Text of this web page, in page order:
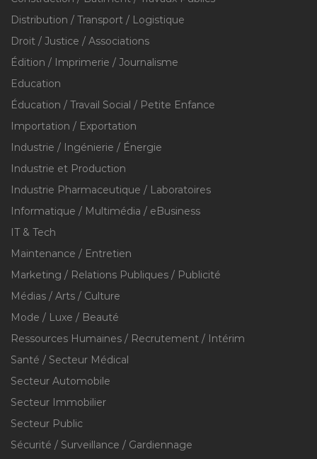
Distribution / Transport / Logistique
Droit / Justice / Associations
Édition / Imprimerie / Journalisme
Education
Éducation / Travail Social / Petite Enfance
Importation / Exportation
Industrie / Ingénierie / Énergie
Industrie et Production
Industrie Pharmaceutique / Laboratoires
Informatique / Multimédia / eBusiness
IT & Tech
Maintenance / Entretien
Marketing / Relations Publiques / Publicité
Médias / Arts / Culture
Mode / Luxe / Beauté
Ressources Humaines / Recrutement / Intérim
Santé / Secteur Médical
Secteur Automobile
Secteur Immobilier
Secteur Public
Sécurité / Surveillance / Gardiennage